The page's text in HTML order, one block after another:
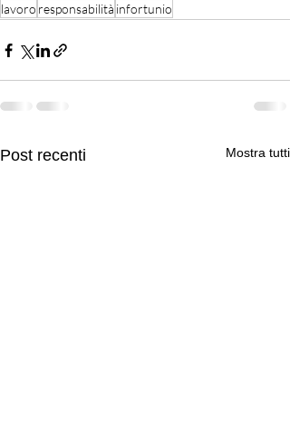
lavoro responsabilità infortunio
Post recenti Mostra tutti